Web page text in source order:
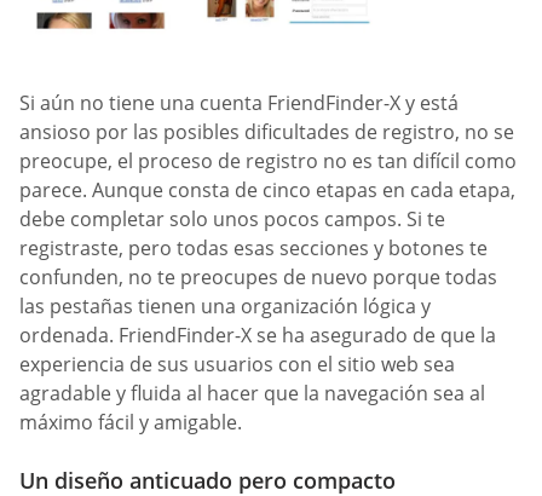
Si aún no tiene una cuenta FriendFinder-X y está
ansioso por las posibles dificultades de registro, no se
preocupe, el proceso de registro no es tan difícil como
parece. Aunque consta de cinco etapas en cada etapa,
debe completar solo unos pocos campos. Si te
registraste, pero todas esas secciones y botones te
confunden, no te preocupes de nuevo porque todas
las pestañas tienen una organización lógica y
ordenada. FriendFinder-X se ha asegurado de que la
experiencia de sus usuarios con el sitio web sea
agradable y fluida al hacer que la navegación sea al
máximo fácil y amigable.
Un diseño anticuado pero compacto